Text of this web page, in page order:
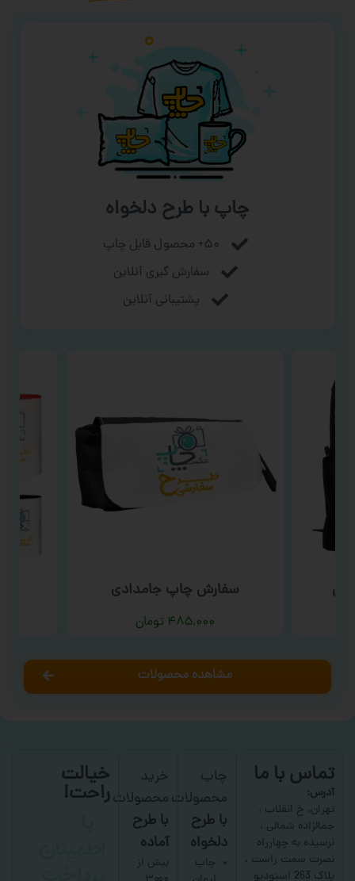
چاپ با طرح دلخواه
۵۰+ محصول قابل چاپ
سفارش گیری آنلاین
پشتیبانی آنلاین
سفارش چاپ جامدادی
۴۸۵,۰۰۰ تومان
مشاهده محصولات
تماس با ما
آدرس:
تهران، خ انقلاب ،
جمالزاده شمالی ،
نرسیده به چهارراه
نصرت سمت راست ،
پلاک 263 استودیو
چاپ
محصولات
با طرح
دلخواه
چاپ
خرید
محصولات
با طرح
آماده
بیش از
خیالت
راحت!